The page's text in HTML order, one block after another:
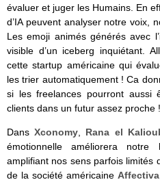
évaluer et juger les Humains. En
d’IA peuvent analyser notre voix,
Les emoji animés générés avec
visible d’un iceberg inquiétant.
cette startup américaine qui
les trier automatiquement ! Ca
si les freelances pourront
clients dans un futur assez proche !
DansXconomy, Rana el
émotionnelle améliorera
amplifiant nos sens parfois limités
de la société américaineAffectiva